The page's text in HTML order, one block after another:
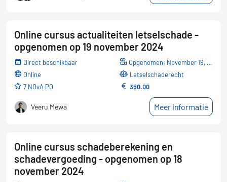
Online cursus actualiteiten letselschade -
opgenomen op 19 november 2024
Direct beschikbaar
online
7 NOvA PO
Opgenomen: November 19, 2024
Letselschaderecht
350.00
Veeru Mewa Meer informatie
Online cursus schadeberekening en
schadevergoeding - opgenomen op 18
november 2024